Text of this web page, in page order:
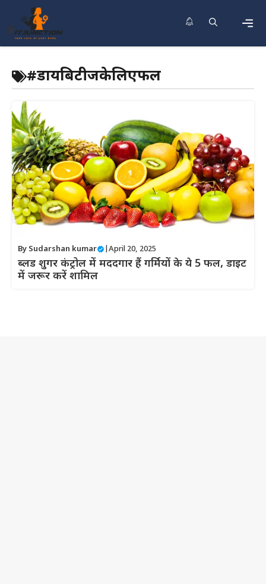
content
#डायबिटीजकेलिएफल
By Sudarshan kumar April 20, 2025
ब्लड शुगर कंट्रोल में मददगार हैं गर्मियों के ये 5 फल, डाइट
में जरूर करें शामिल